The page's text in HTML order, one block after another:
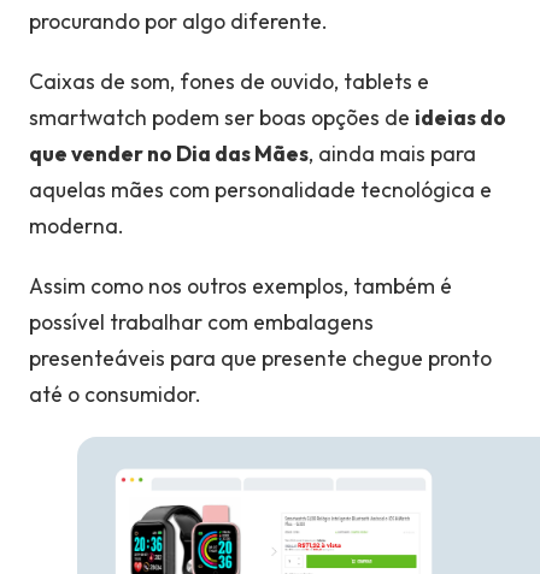
procurando por algo diferente.
Caixas de som, fones de ouvido, tablets e
smartwatch podem ser boas opções de ideias do
que vender no Dia das Mães, ainda mais para
aquelas mães com personalidade tecnológica e
moderna.
Assim como nos outros exemplos, também é
possível trabalhar com embalagens
presenteáveis para que presente chegue pronto
até o consumidor.